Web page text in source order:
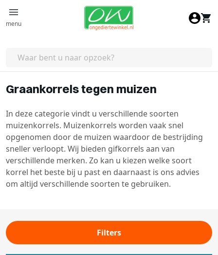
menu
Graankorrels tegen muizen
In deze categorie vindt u verschillende soorten
muizenkorrels. Muizenkorrels worden vaak snel
opgenomen door de muizen waardoor de bestrijding
sneller verloopt. Wij bieden gifkorrels aan van
verschillende merken. Zo kan u kiezen welke soort
korrel het beste bij u past en daarnaast is ons advies
om altijd verschillende soorten te gebruiken.
Filters